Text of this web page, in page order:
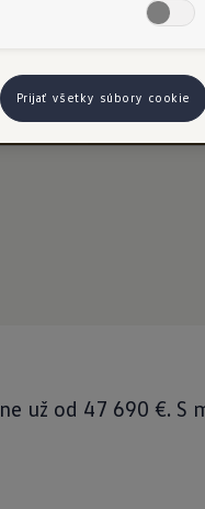
už od 47 690 €. S
Prijať všetky súbory cookie